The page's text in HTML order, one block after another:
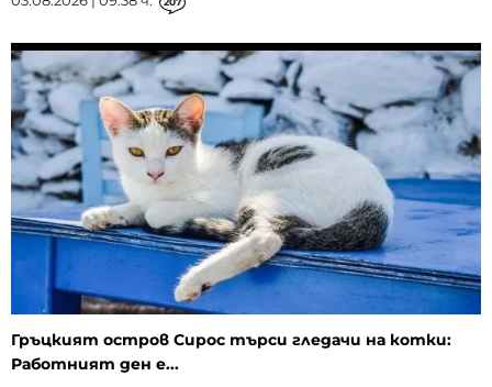
Гръцкият остров Сирос търси гледачи на котки:
Работният ден е...